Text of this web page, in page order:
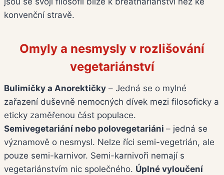
konvenční stravě.
Omyly a nesmysly v rozlišování
vegetariánství
Bulimičky a Anorektičky – Jedná se o mylné
zařazení duševně nemocných dívek mezi filosoficky a
eticky zaměřenou část populace.
Semivegetariání nebo polovegetariáni – jedná se
významově o nesmysl. Nelze říci semi-vegetrián, ale
pouze semi-karnivor. Semi-karnivoři nemají s
vegetariánstvím nic společného. Úplné vyloučení